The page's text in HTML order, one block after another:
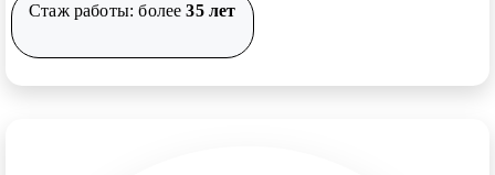
Стаж работы: более35 лет